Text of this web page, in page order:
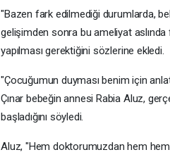
"Bazen fark edilmediği durumlarda,
gelişimden sonra bu ameliyat
yapılması gerektiğini sözlerine ekledi.
"Çocuğumun duyması benim için
Çınar bebeğin annesi Rabia Aluz,
başladığını söyledi.
Aluz, "Hem doktorumuzdan hem